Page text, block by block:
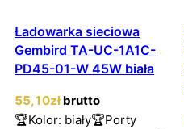
Ładowarka sieciowa
Gembird TA-UC-1A1C-
PD45-01-W 45W biała
55,10zł brutto
🏆Kolor: biały🏆Porty